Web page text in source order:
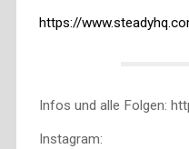
https://
Infos und alle Folgen:
Instagram: